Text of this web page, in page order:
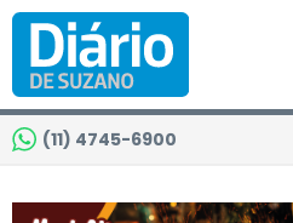
(11) 4745-6900